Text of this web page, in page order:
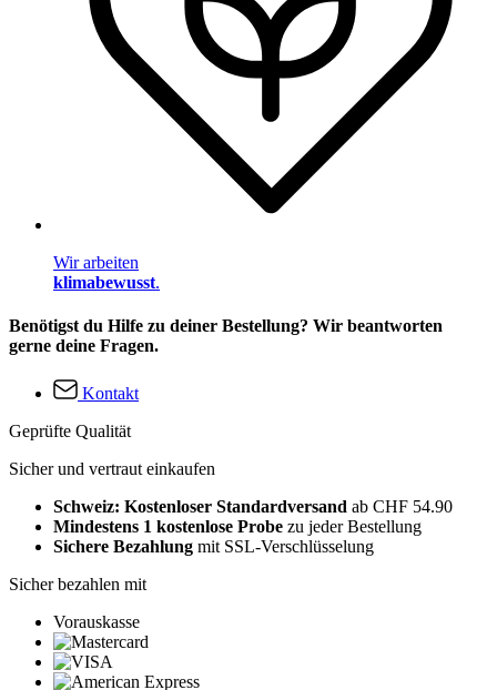
Wir arbeiten
klimabewusst.
Benötigst du Hilfe zu deiner Bestellung? Wir beantworten
gerne deine Fragen.
Kontakt
Geprüfte Qualität
Sicher und vertraut einkaufen
Schweiz: Kostenloser Standardversand ab CHF 54.90
Mindestens 1 kostenlose Probe zu jeder Bestellung
Sichere Bezahlung mit SSL-Verschlüsselung
Sicher bezahlen mit
Vorauskasse